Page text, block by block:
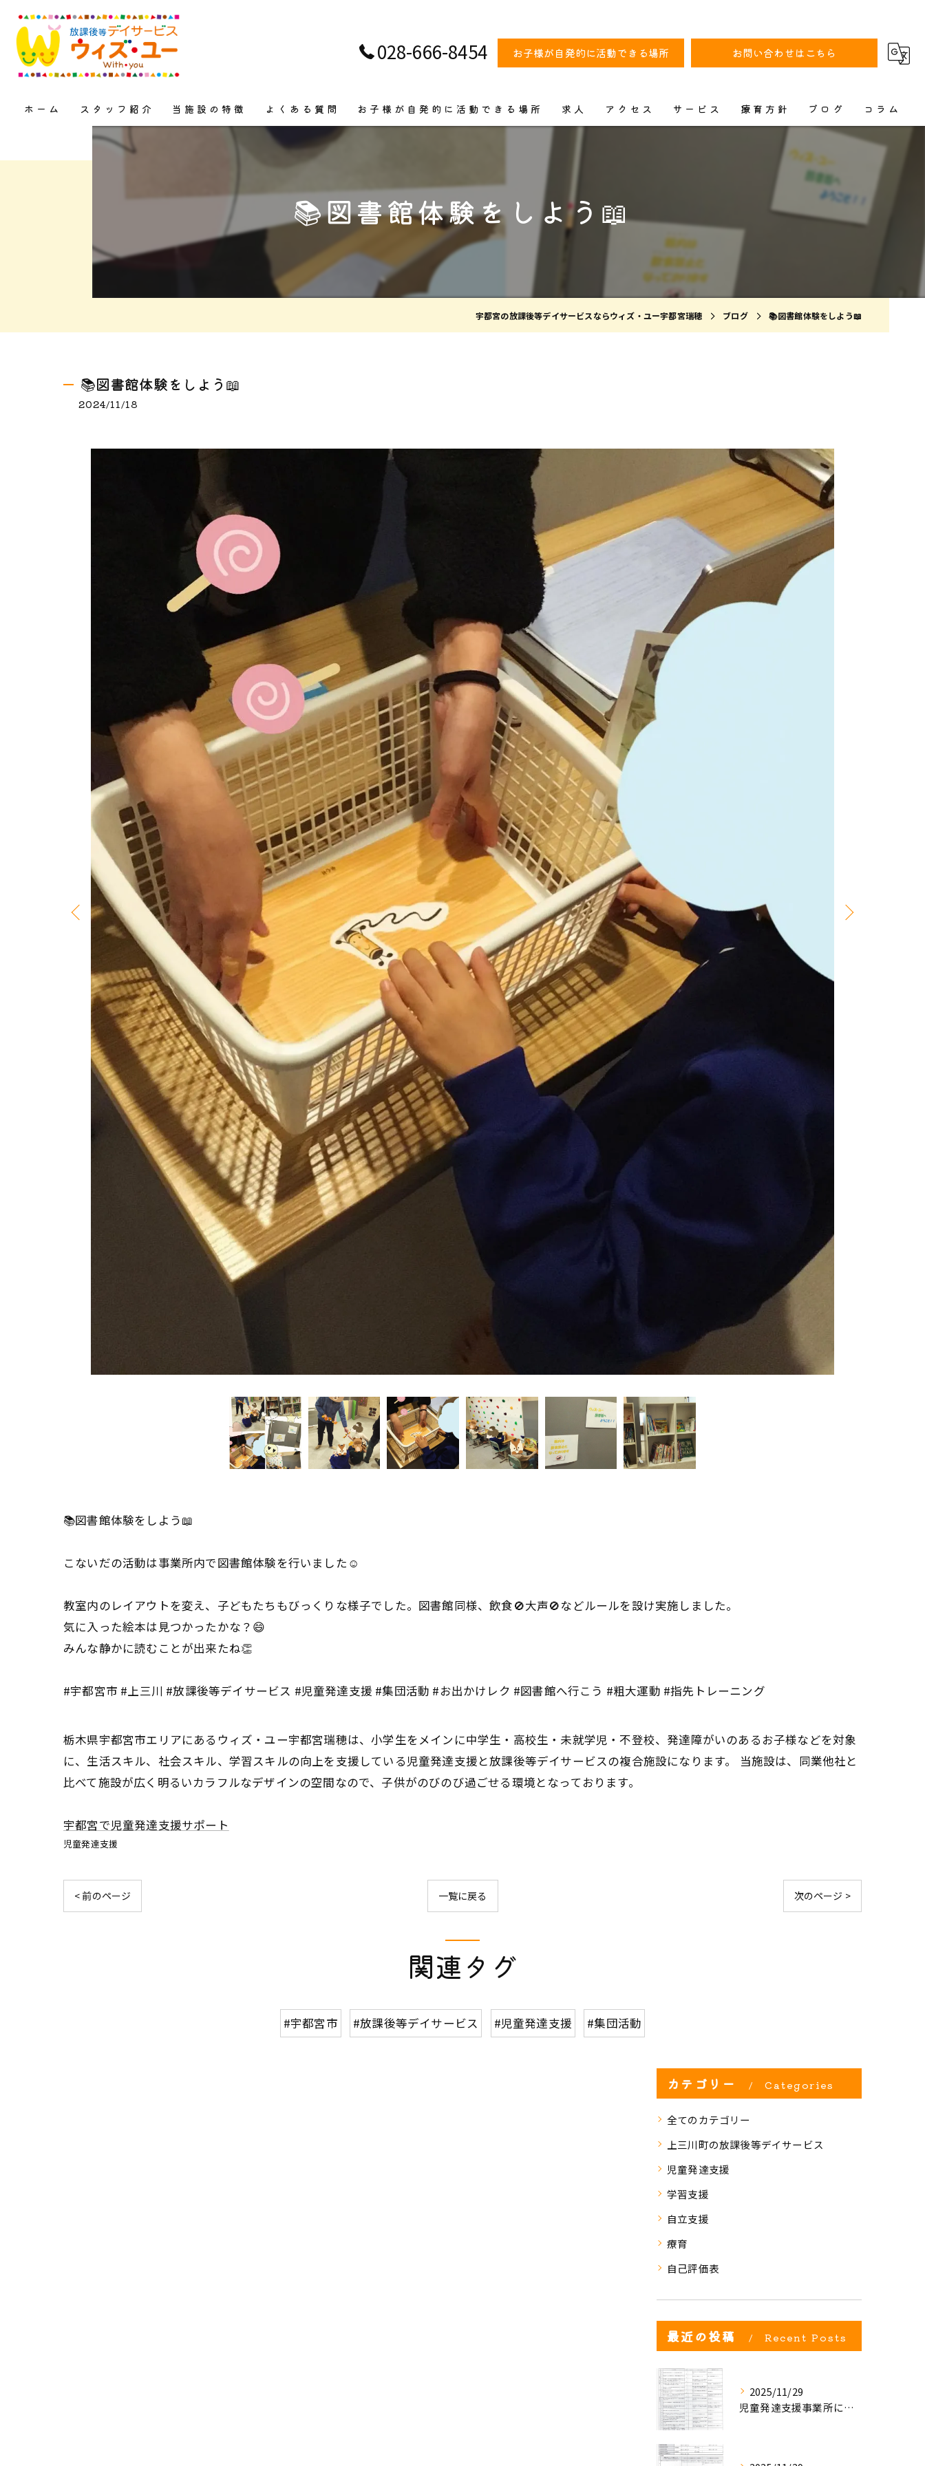
028-666-8454 お子様が自発的に活動できる場所 お問い合わせはこちら
ホーム スタッフ紹介 当施設の特徴
上三川町の放課後等デイサービス
よくある質問 お子様が自発的に活動できる場所 求人 アクセス サービス 療育方針 ブログ コラム
📚図書館体験をしよう📖
宇都宮の放課後等デイサービスならウィズ・ユー宇都宮瑞穂 ブログ 📚図書館体験をしよう📖
📚図書館体験をしよう📖
2024/11/18
📚図書館体験をしよう📖
こないだの活動は事業所内で図書館体験を行いました☺️
教室内のレイアウトを変え、子どもたちもびっくりな様子でした。図書館同様、飲食🚫大声🚫などルールを設け実施しました。
気に入った絵本は見つかったかな？😄
みんな静かに読むことが出来たね👏
#宇都宮市 #上三川 #放課後等デイサービス #児童発達支援 #集団活動 #お出かけレク #図書館へ行こう #粗大運動 #指先トレーニング
栃木県宇都宮市エリアにあるウィズ・ユー宇都宮瑞穂は、小学生をメインに中学生・高校生・未就学児・不登校、発達障がいのあるお子様などを対象
に、生活スキル、社会スキル、学習スキルの向上を支援している児童発達支援と放課後等デイサービスの複合施設になります。 当施設は、同業他社と
比べて施設が広く明るいカラフルなデザインの空間なので、子供がのびのび過ごせる環境となっております。
宇都宮で児童発達支援サポート
児童発達支援
< 前のページ 一覧に戻る 次のページ >
関連タグ
#宇都宮市 #放課後等デイサービス #児童発達支援 #集団活動
カテゴリー Categories
全てのカテゴリー
上三川町の放課後等デイサービス
児童発達支援
学習支援
自立支援
療育
自己評価表
最近の投稿 Recent Posts
2025/11/29
児童発達支援事業所における自己評価結果②